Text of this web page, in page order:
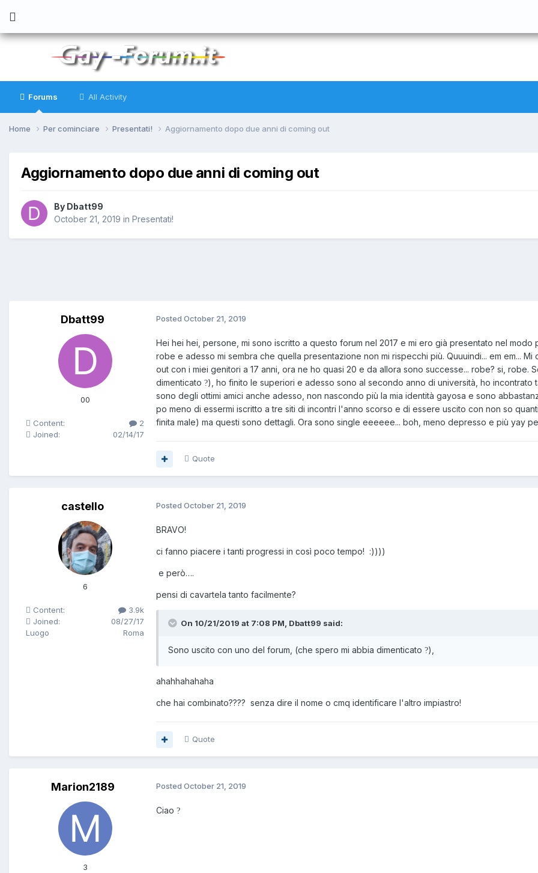
Forums All Activity
Home Per cominciare Presentati! Aggiornamento dopo due anni di coming out
Aggiornamento dopo due anni di coming out
By Dbatt99
October 21, 2019 in Presentati!
Dbatt99
00
Content:
2
Joined:
02/14/17
Posted October 21, 2019
Hei hei hei, persone, mi sono iscritto a questo forum nel 2017 e mi ero già presentato nel
robe e adesso mi sembra che quella presentazione non mi rispecchi più. Quuuindi... em em...
out con i miei genitori a 17 anni, ora ne ho quasi 20 e da allora sono successe... robe? si, robe.
dimenticato ?), ho finito le superiori e adesso sono al secondo anno di università, ho
sono degli ottimi amici anche adesso, non nascondo più la mia identità gayosa e sono
po meno di essermi iscritto a tre siti di incontri l'anno scorso e di essere uscito con non so
finita male) ma questi sono dettagli. Ora sono single eeeeee... boh, meno depresso e più yay
Quote
castello
6
Content:
3.9k
Joined:
08/27/17
Luogo
Roma
Posted October 21, 2019
BRAVO!
ci fanno piacere i tanti progressi in così poco tempo! :))))
e però….
pensi di cavartela tanto facilmente?
On 10/21/2019 at 7:08 PM, Dbatt99 said:
Sono uscito con uno del forum, (che spero mi abbia dimenticato ?),
ahahhahahaha
che hai combinato???? senza dire il nome o cmq identificare l'altro impiastro!
Quote
Marion2189
3
Posted October 21, 2019
Ciao ?